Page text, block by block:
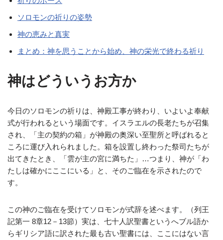
ソロモンの祈りの姿勢
神の恵みと真実
まとめ：神を思うことから始め、神の栄光で終わる祈り
神はどういうお方か
今日のソロモンの祈りは、神殿工事が終わり、いよいよ奉献
式が行われるという場面です。イスラエルの長老たちが召集
され、「主の契約の箱」が神殿の奥深い至聖所と呼ばれると
ころに運び入れられました。箱を設置し終わった祭司たちが
出てきたとき、「雲が主の宮に満ちた」…つまり、神が「わ
たしは確かにここにいる」と、そのご臨在を示されたので
す。
この神のご臨在を受けてソロモンが式辞を述べます。（列王
記第一 8章12－13節）実は、七十人訳聖書というへブル語か
らギリシア語に訳された最も古い聖書には、ここにはない言